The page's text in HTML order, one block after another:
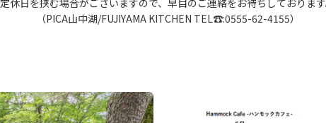
定休日を挟む場合がございますので、早目のご連絡をお待ちしておりま
（PICA山中湖/FUJIYAMA KITCHEN TEL☎:0555-62-4155）